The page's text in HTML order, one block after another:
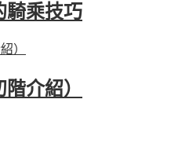
騎乘技巧
介紹）